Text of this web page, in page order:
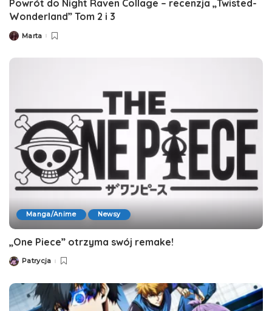
Powrót do Night Raven Collage – recenzja „Twisted-
Wonderland” Tom 2 i 3
Posted
Marta
Manga/Anime Newsy
„One Piece” otrzyma swój remake!
PostedPatrycja